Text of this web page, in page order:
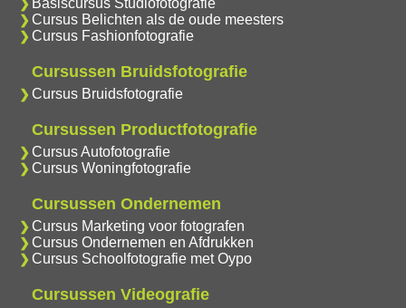
Basiscursus Studiofotografie
Cursus Belichten als de oude meesters
Cursus Fashionfotografie
Cursussen Bruidsfotografie
Cursus Bruidsfotografie
Cursussen Productfotografie
Cursus Autofotografie
Cursus Woningfotografie
Cursussen Ondernemen
Cursus Marketing voor fotografen
Cursus Ondernemen en Afdrukken
Cursus Schoolfotografie met Oypo
Cursussen Videografie